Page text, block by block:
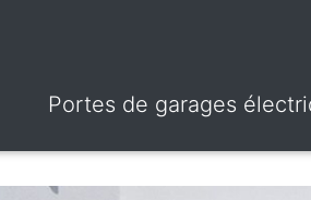
Portes de garages